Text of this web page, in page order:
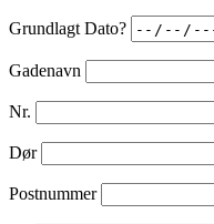
Grundlagt Dato?
Gadenavn
Nr.
Dør
Postnummer